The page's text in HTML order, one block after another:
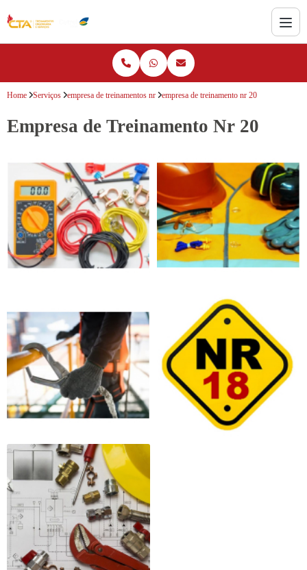
Home Serviços empresa de treinamentos nr empresa de treinamento nr 20
Empresa de Treinamento Nr 20